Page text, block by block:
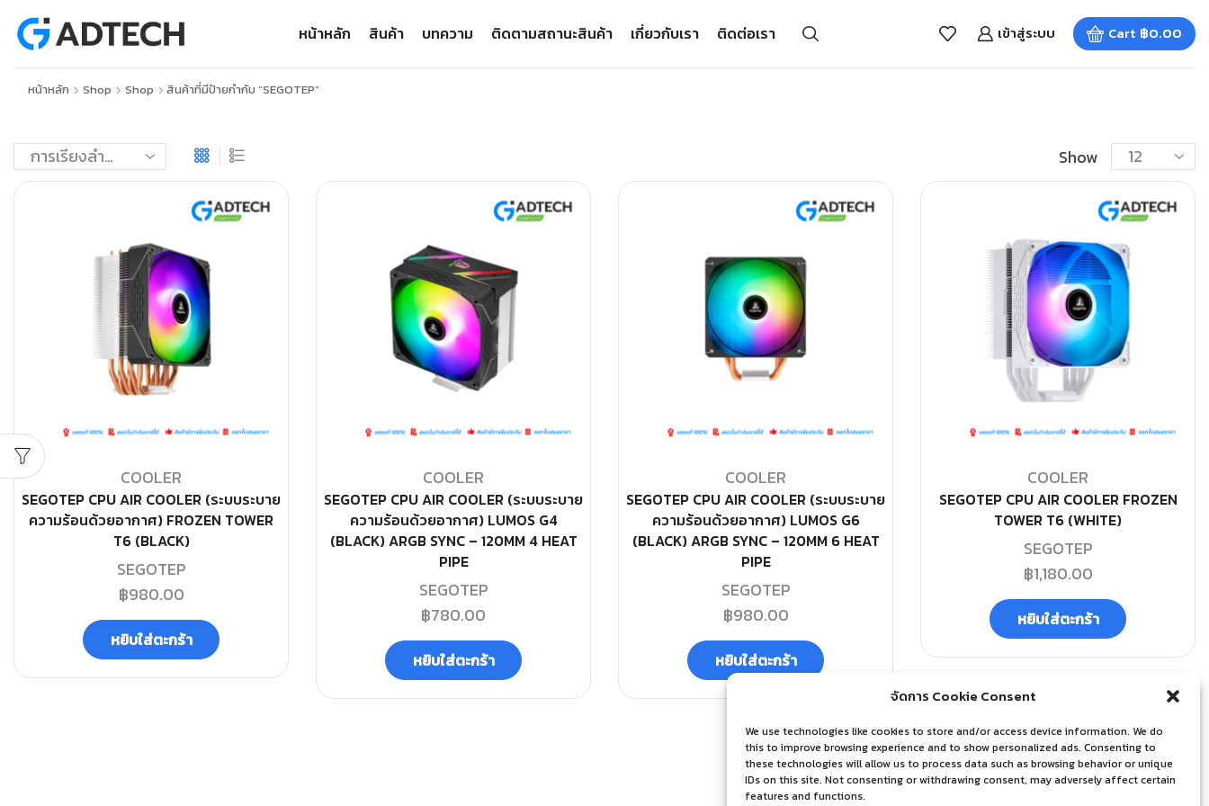
จัดการ Cookie Consent
We use technologies like cookies to store and/or access device information. We do
this to improve browsing experience and to show personalized ads. Consenting to
these technologies will allow us to process data such as browsing behavior or unique
IDs on this site. Not consenting or withdrawing consent, may adversely affect certain
features and functions.
หน้าหลัก สินค้า บทความ ติดตามสถานะสินค้า เกี่ยวกับเรา ติดต่อเรา เข้าสู่ระบบ Cart ฿0.00
หน้าหลัก Shop Shop สินค้าที่มีป้ายกำกับ “SEGOTEP”
Show
COOLER
SEGOTEP CPU AIR COOLER (ระบบระบาย
ความร้อนด้วยอากาศ) FROZEN TOWER
T6 (BLACK)
SEGOTEP
฿980.00
หยิบใส่ตะกร้า
COOLER
SEGOTEP CPU AIR COOLER (ระบบระบาย
ความร้อนด้วยอากาศ) LUMOS G4
(BLACK) ARGB SYNC – 120MM 4 HEAT
PIPE
SEGOTEP
฿780.00
หยิบใส่ตะกร้า
COOLER
SEGOTEP CPU AIR COOLER (ระบบระบาย
ความร้อนด้วยอากาศ) LUMOS G6
(BLACK) ARGB SYNC – 120MM 6 HEAT
PIPE
SEGOTEP
฿980.00
หยิบใส่ตะกร้า
COOLER
SEGOTEP CPU AIR COOLER FROZEN
TOWER T6 (WHITE)
SEGOTEP
฿1,180.00
หยิบใส่ตะกร้า